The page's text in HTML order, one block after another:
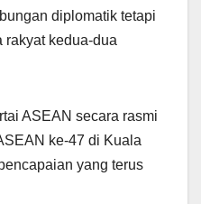
diplomatik tetapi
rakyat kedua-dua
ASEAN secara rasmi
ke-47 di Kuala
yang terus